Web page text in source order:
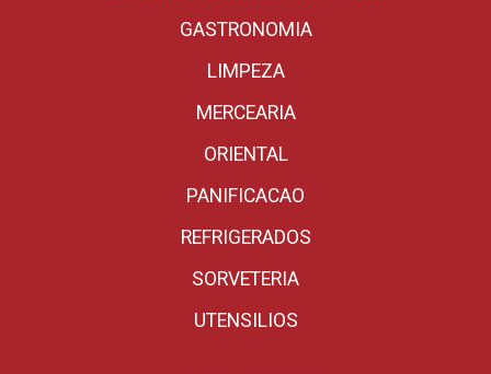
GASTRONOMIA
LIMPEZA
MERCEARIA
ORIENTAL
PANIFICACAO
REFRIGERADOS
SORVETERIA
UTENSILIOS